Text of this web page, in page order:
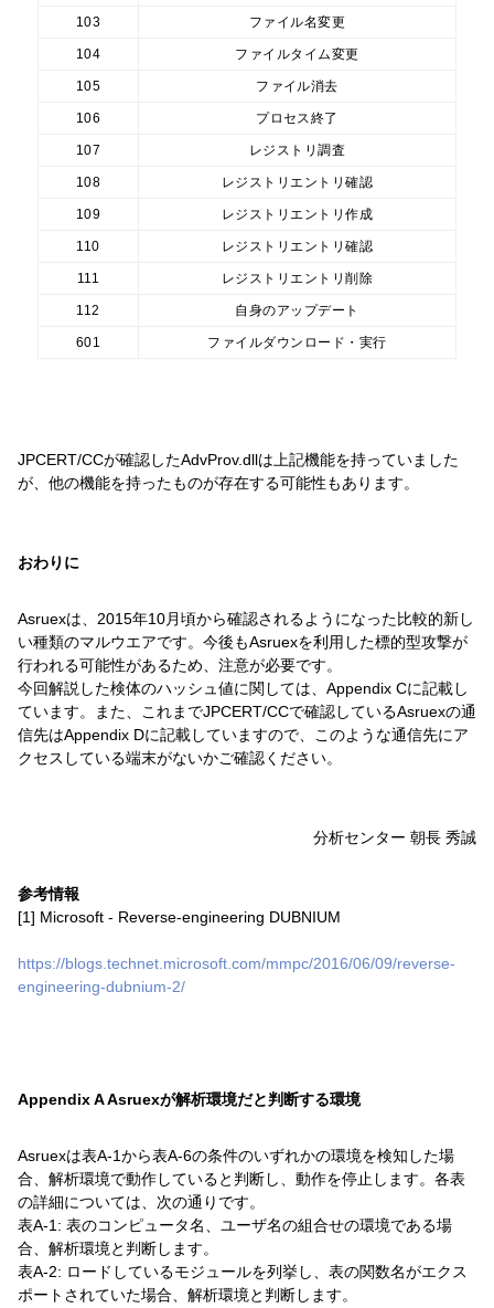
103 ファイル名変更
104 ファイルタイム変更
105 ファイル消去
106 プロセス終了
107 レジストリ調査
108 レジストリエントリ確認
109 レジストリエントリ作成
110 レジストリエントリ確認
111 レジストリエントリ削除
112 自身のアップデート
601 ファイルダウンロード・実行
JPCERT/CCが確認したAdvProv.dllは上記機能を持っていました
が、他の機能を持ったものが存在する可能性もあります。
おわりに
Asruexは、2015年10月頃から確認されるようになった比較的新し
い種類のマルウエアです。今後もAsruexを利用した標的型攻撃が
行われる可能性があるため、注意が必要です。
今回解説した検体のハッシュ値に関しては、Appendix Cに記載し
ています。また、これまでJPCERT/CCで確認しているAsruexの通
信先はAppendix Dに記載していますので、このような通信先にア
クセスしている端末がないかご確認ください。
分析センター 朝長 秀誠
参考情報
[1] Microsoft - Reverse-engineering DUBNIUM
https://blogs.technet.microsoft.com/mmpc/2016/06/09/reverse-
engineering-dubnium-2/
Appendix A Asruexが解析環境だと判断する環境
Asruexは表A-1から表A-6の条件のいずれかの環境を検知した場
合、解析環境で動作していると判断し、動作を停止します。各表
の詳細については、次の通りです。
表A-1: 表のコンピュータ名、ユーザ名の組合せの環境である場
合、解析環境と判断します。
表A-2: ロードしているモジュールを列挙し、表の関数名がエクス
ポートされていた場合、解析環境と判断します。